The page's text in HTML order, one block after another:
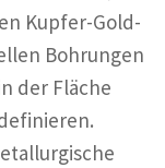
Kupfer-Gold-
Bohrungen
der Fläche